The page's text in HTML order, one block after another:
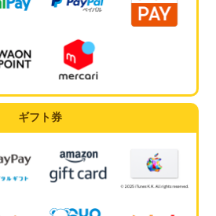
ギフト券